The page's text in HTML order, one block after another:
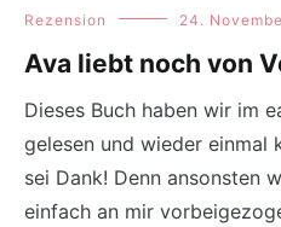
Rezension 24.
Ava liebt noch von
Dieses Buch haben wir im
gelesen und wieder einmal
sei Dank! Denn ansonsten
einfach an mir